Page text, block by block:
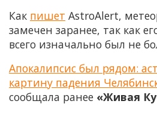
Как пишет AstroAlert,
замечен заранее, так как
всего изначально был не
Апокалипсис был рядом:
картину падения
сообщала ранее «Живая